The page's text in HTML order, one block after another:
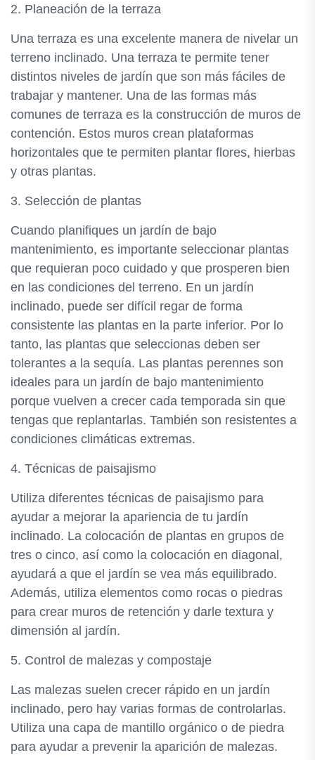
2. Planeación de la terraza
Una terraza es una excelente manera de nivelar un
terreno inclinado. Una terraza te permite tener
distintos niveles de jardín que son más fáciles de
trabajar y mantener. Una de las formas más
comunes de terraza es la construcción de muros de
contención. Estos muros crean plataformas
horizontales que te permiten plantar flores, hierbas
y otras plantas.
3. Selección de plantas
Cuando planifiques un jardín de bajo
mantenimiento, es importante seleccionar plantas
que requieran poco cuidado y que prosperen bien
en las condiciones del terreno. En un jardín
inclinado, puede ser difícil regar de forma
consistente las plantas en la parte inferior. Por lo
tanto, las plantas que seleccionas deben ser
tolerantes a la sequía. Las plantas perennes son
ideales para un jardín de bajo mantenimiento
porque vuelven a crecer cada temporada sin que
tengas que replantarlas. También son resistentes a
condiciones climáticas extremas.
4. Técnicas de paisajismo
Utiliza diferentes técnicas de paisajismo para
ayudar a mejorar la apariencia de tu jardín
inclinado. La colocación de plantas en grupos de
tres o cinco, así como la colocación en diagonal,
ayudará a que el jardín se vea más equilibrado.
Además, utiliza elementos como rocas o piedras
para crear muros de retención y darle textura y
dimensión al jardín.
5. Control de malezas y compostaje
Las malezas suelen crecer rápido en un jardín
inclinado, pero hay varias formas de controlarlas.
Utiliza una capa de mantillo orgánico o de piedra
para ayudar a prevenir la aparición de malezas.